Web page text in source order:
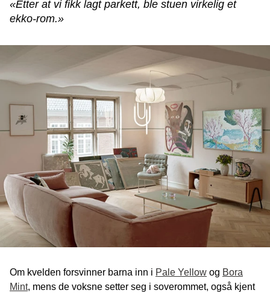
«Etter at vi fikk lagt parkett, ble stuen virkelig et
ekko-rom.»
Om kvelden forsvinner barna inn i Pale Yellow og Bora
Mint, mens de voksne setter seg i soverommet, også kjent